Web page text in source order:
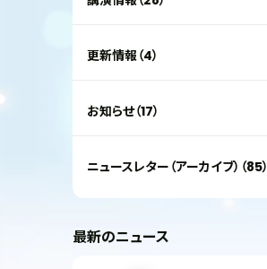
更新情報（4）
お知らせ（17）
ニュースレター（アーカイブ）（85）
最新のニュース